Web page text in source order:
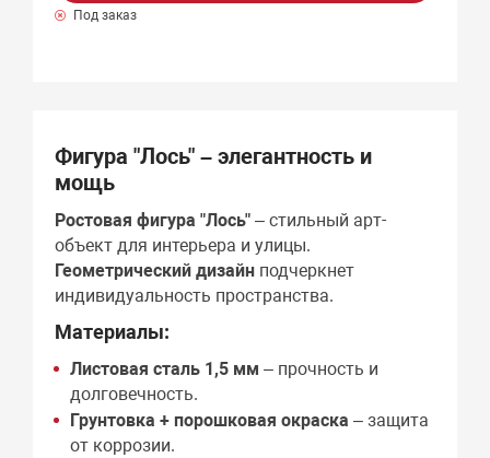
Под заказ
Фигура "Лось" – элегантность и
мощь
Ростовая фигура "Лось" – стильный арт-
объект для интерьера и улицы.
Геометрический дизайн подчеркнет
индивидуальность пространства.
Материалы:
Листовая сталь 1,5 мм – прочность и
долговечность.
Грунтовка + порошковая окраска – защита
от коррозии.